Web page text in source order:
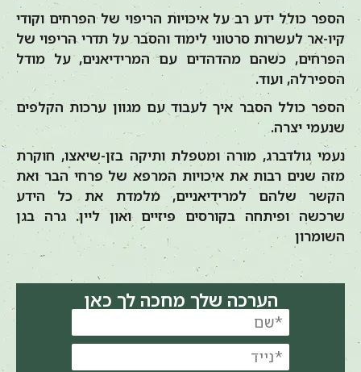
הספר כולל ידע רב על איכויות הריפוי של הפרחים וקודי
קיו-אר לעשרות סרטוני לימוד והסבר על תדרי הריפוי של
הפרחים, כשהם מהדהדים עם המרידיאנים, על מודל
הספירלה, ועוד.
הספר כולל הסבר איך לעבוד עם מגוון ערכות הקלפים
שנעמי יצרה.
נעמי גולדברג, מורה ומטפלת ותיקה בזן-שיאצו, חוקרת
מזה שנים רבות את איכויות המרפא של פרחי הבר ואת
הקשר שלהם למרידיאניים, מלמדת את כל הידע
שרכשה ופיתחה בקורסים פיזיים ואון ליין. גרה בגן
השומרון
הערכה שלך מחכה לך כאן